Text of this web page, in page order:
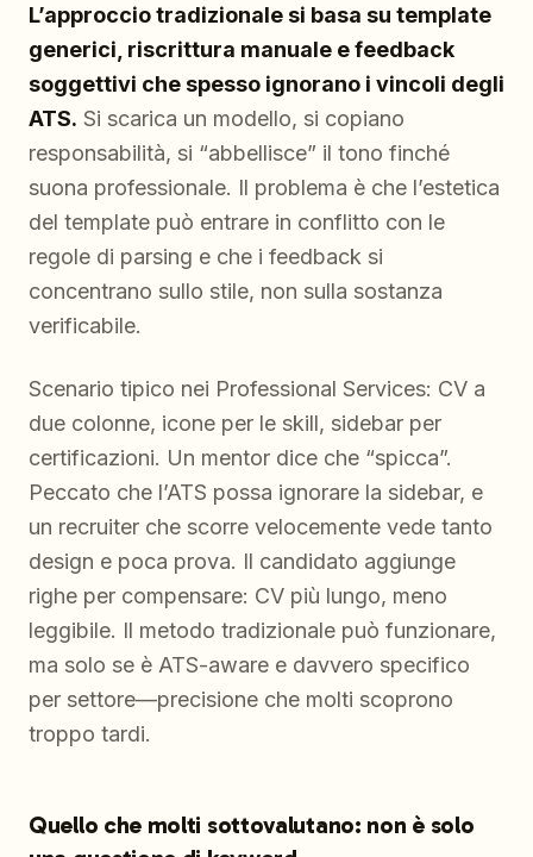
L’approccio tradizionale si basa su template
generici, riscrittura manuale e feedback
soggettivi che spesso ignorano i vincoli degli
ATS. Si scarica un modello, si copiano
responsabilità, si “abbellisce” il tono finché
suona professionale. Il problema è che l’estetica
del template può entrare in conflitto con le
regole di parsing e che i feedback si
concentrano sullo stile, non sulla sostanza
verificabile.
Scenario tipico nei Professional Services: CV a
due colonne, icone per le skill, sidebar per
certificazioni. Un mentor dice che “spicca”.
Peccato che l’ATS possa ignorare la sidebar, e
un recruiter che scorre velocemente vede tanto
design e poca prova. Il candidato aggiunge
righe per compensare: CV più lungo, meno
leggibile. Il metodo tradizionale può funzionare,
ma solo se è ATS-aware e davvero specifico
per settore—precisione che molti scoprono
troppo tardi.
Quello che molti sottovalutano: non è solo